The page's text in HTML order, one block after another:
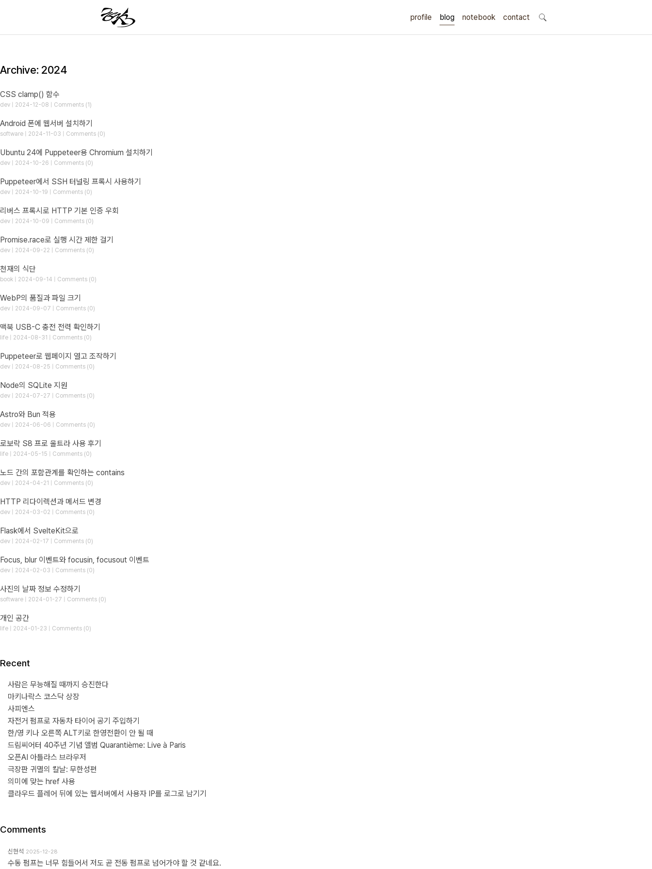
profile blog notebook contact
search
Archive: 2024
CSS clamp() 함수
dev | 2024-12-08 | Comments (1)
Android 폰에 웹서버 설치하기
software | 2024-11-03 | Comments (0)
Ubuntu 24에 Puppeteer용 Chromium 설치하기
dev | 2024-10-26 | Comments (0)
Puppeteer에서 SSH 터널링 프록시 사용하기
dev | 2024-10-19 | Comments (0)
리버스 프록시로 HTTP 기본 인증 우회
dev | 2024-10-09 | Comments (0)
Promise.race로 실행 시간 제한 걸기
dev | 2024-09-22 | Comments (0)
천재의 식단
book | 2024-09-14 | Comments (0)
WebP의 품질과 파일 크기
dev | 2024-09-07 | Comments (0)
맥북 USB-C 충전 전력 확인하기
life | 2024-08-31 | Comments (0)
Puppeteer로 웹페이지 열고 조작하기
dev | 2024-08-25 | Comments (0)
Node의 SQLite 지원
dev | 2024-07-27 | Comments (0)
Astro와 Bun 적용
dev | 2024-06-06 | Comments (0)
로보락 S8 프로 울트라 사용 후기
life | 2024-05-15 | Comments (0)
노드 간의 포함관계를 확인하는 contains
dev | 2024-04-21 | Comments (0)
HTTP 리다이렉션과 메서드 변경
dev | 2024-03-02 | Comments (0)
Flask에서 SvelteKit으로
dev | 2024-02-17 | Comments (0)
Focus, blur 이벤트와 focusin, focusout 이벤트
dev | 2024-02-03 | Comments (0)
사진의 날짜 정보 수정하기
software | 2024-01-27 | Comments (0)
개인 공간
life | 2024-01-23 | Comments (0)
Recent
사람은 무능해질 때까지 승진한다
마키나락스 코스닥 상장
사피엔스
자전거 펌프로 자동차 타이어 공기 주입하기
한/영 키나 오른쪽 ALT키로 한영전환이 안 될 때
드림씨어터 40주년 기념 앨범 Quarantième: Live à Paris
오픈AI 아틀라스 브라우저
극장판 귀멸의 칼날: 무한성편
의미에 맞는 href 사용
클라우드 플레어 뒤에 있는 웹서버에서 사용자 IP를 로그로 남기기
Comments
신현석 2025-12-28
수동 펌프는 너무 힘들어서 저도 곧 전동 펌프로 넘어가야 할 것 같네요.